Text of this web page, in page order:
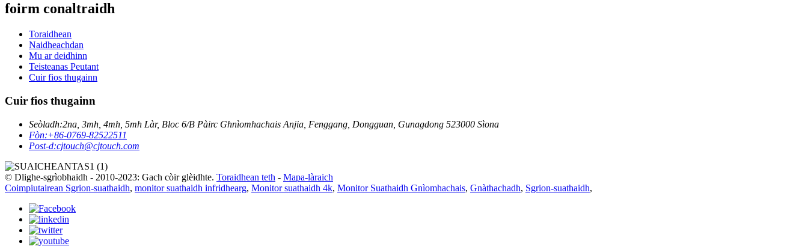
foirm conaltraidh
Toraidhean
Naidheachdan
Mu ar deidhinn
Teisteanas Peutant
Cuir fios thugainn
Cuir fios thugainn
Seòladh:2na, 3mh, 4mh, 5mh Làr, Bloc 6/B Pàirc Ghnìomhachais Anjia, Fenggang, Dongguan, Gunagdong 523000 Sìona
Fòn:+86-0769-82522511
Post-d:cjtouch@cjtouch.com
© Dlighe-sgrìobhaidh - 2010-2023: Gach còir glèidhte. Toraidhean teth - Mapa-làraich
Coimpiutairean Sgrion-suathaidh, monitor suathaidh infridhearg, Monitor suathaidh 4k, Monitor Suathaidh Gnìomhachais, Gnàthachadh, Sgrion-suathaidh,